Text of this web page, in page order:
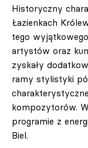
Historyczny
Łazienkach
tego
artystów oraz
zyskały
ramy stylistyki
kompozytorów.
programie z
Biel.